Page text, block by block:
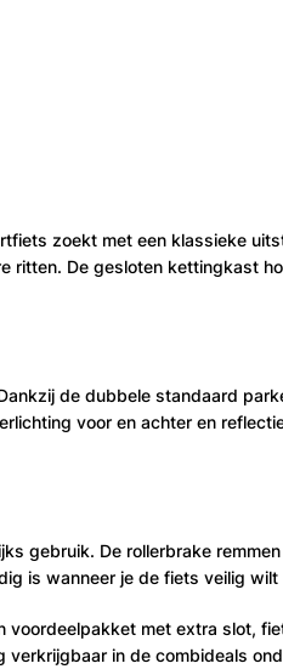
zoekt met een klassieke
De gesloten kettingkast
de dubbele standaard
voor en achter en
gebruik. De rollerbrake
is wanneer je de fiets veilig wilt
met extra slot,
in de combideals